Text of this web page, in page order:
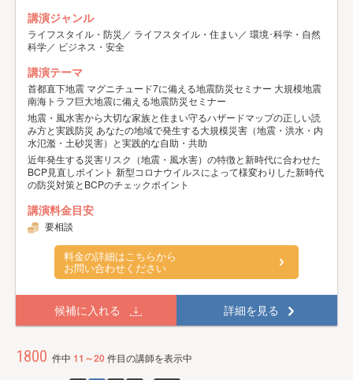
講演ジャンル
ライフスタイル・防災／ ライフスタイル・住まい／ 環境･科学・自然
科学／ ビジネス・安全
講演テーマ
首都直下地震 マグニチュード7に備える地震防災セミナー 大規模地震
南海トラフ巨大地震に備える地震防災セミナー
地震・風水害から大切な家族と住まい守るハザードマップの正しい読
み方と実践防災 あなたの地域で発生する大規模災害（地震・洪水・内
水氾濫・土砂災害）と実践的な自助・共助
近年発生する災害リスク（地震・風水害）の特徴と新時代に合わせた
BCP見直しポイント 新型コロナウイルスによって様変わりした新時代
の防災対策とBCPのチェックポイント
講演料金目安
要相談
料金の詳細はこちらから
お問い合わせください
候補に入れる 詳細を見る
1800 件中 11～20件目の講師を表示中